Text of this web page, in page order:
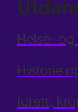
Helse-
Historie
Idrett,